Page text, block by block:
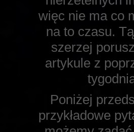
więc nie ma co
na to czasu.
szerzej
artykule z
Poniżej
przykładowe